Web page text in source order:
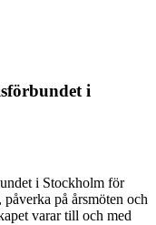
i
i Stockholm för
på årsmöten och
varar till och med